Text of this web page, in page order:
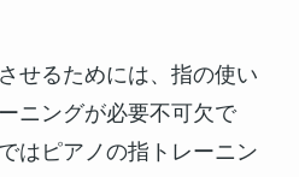
せるためには、指の使い
ニングが必要不可欠で
はピアノの指トレーニン